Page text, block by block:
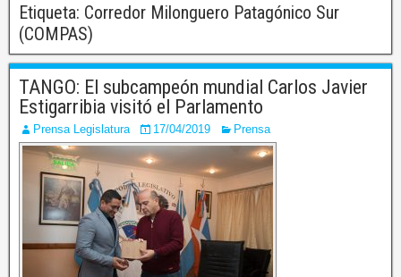
Etiqueta: Corredor Milonguero Patagónico Sur
(COMPAS)
TANGO: El subcampeón mundial Carlos Javier
Estigarribia visitó el Parlamento
Prensa Legislatura 17/04/2019 Prensa